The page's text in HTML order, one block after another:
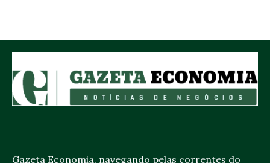
Gazeta Economia, navegando pelas correntes do